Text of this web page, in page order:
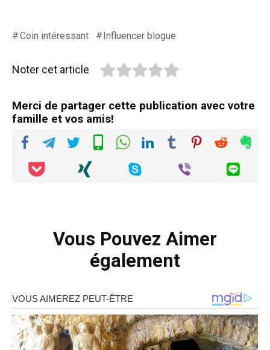
Coin intéressant Influencer blogue
Noter cet article
Merci de partager cette publication avec votre
famille et vos amis!
Vous Pouvez Aimer
également